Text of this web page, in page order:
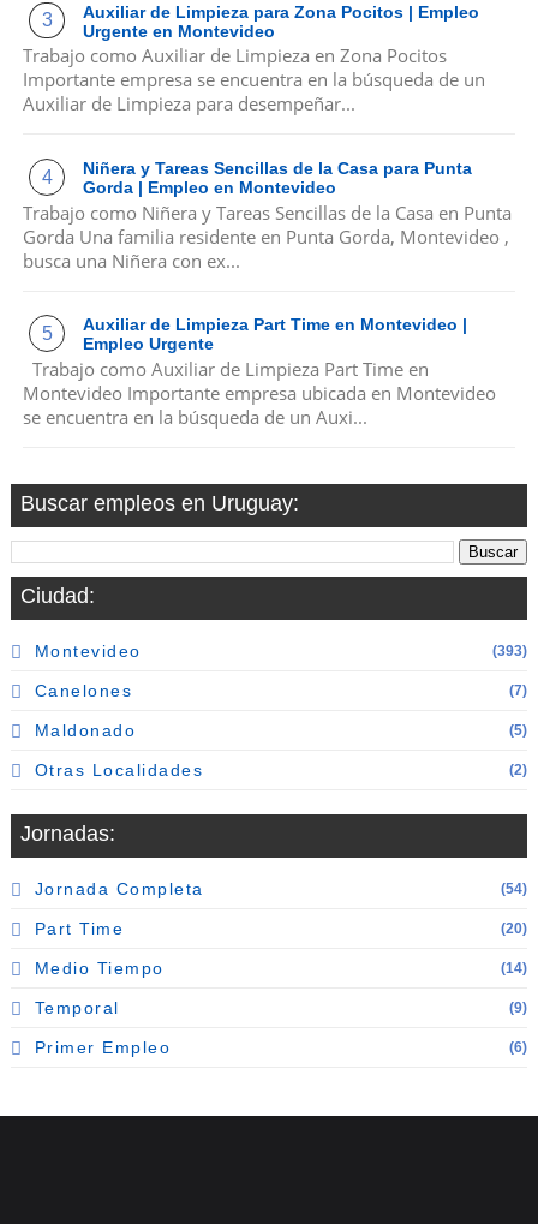
Auxiliar de Limpieza para Zona Pocitos | Empleo
Urgente en Montevideo
Trabajo como Auxiliar de Limpieza en Zona Pocitos
Importante empresa se encuentra en la búsqueda de un
Auxiliar de Limpieza para desempeñar...
Niñera y Tareas Sencillas de la Casa para Punta
Gorda | Empleo en Montevideo
Trabajo como Niñera y Tareas Sencillas de la Casa en Punta
Gorda Una familia residente en Punta Gorda, Montevideo ,
busca una Niñera con ex...
Auxiliar de Limpieza Part Time en Montevideo |
Empleo Urgente
Trabajo como Auxiliar de Limpieza Part Time en
Montevideo Importante empresa ubicada en Montevideo
se encuentra en la búsqueda de un Auxi...
Buscar empleos en Uruguay:
Ciudad:
Montevideo (393)
Canelones (7)
Maldonado (5)
Otras Localidades (2)
Jornadas:
Jornada Completa (54)
Part Time (20)
Medio Tiempo (14)
Temporal (9)
Primer Empleo (6)